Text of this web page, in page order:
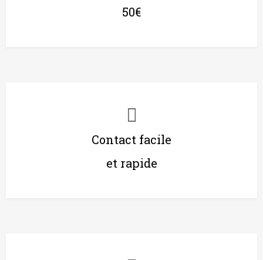
50€
Contact facile
et rapide